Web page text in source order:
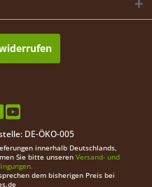
DE-ÖKO-005
innerhalb Deutschlands,
Sie bitte unseren Versand- und
dem bisherigen Preis bei